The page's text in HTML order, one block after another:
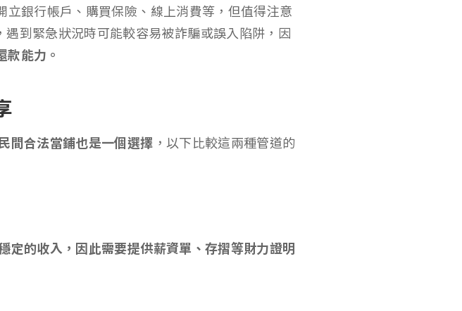
銀行帳戶、購買保險、線上消費等，但值得注意
到緊急狀況時可能較容易被詐騙或誤入陷阱，因
能力。
間合法當鋪也是一個選擇 ，以下比較這兩種管道的
的收入，因此需要提供薪資單、存摺等財力證明